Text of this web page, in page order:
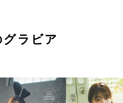
グラビア